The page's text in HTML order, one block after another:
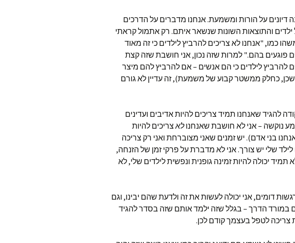
על הורות ומשמעת. אנחנו מדברים על הדרכים
ילדים והתוצאות השונות שנשאר איתם. רק אתמול קראתי
כמו, "אנחנו לא צריכים להרביץ לילדים כי זה מאוד
בהם." למרות שזה נכון, אני חושבת שזה קצת
להרביץ לילדים כי הם אנשים – אם להרביץ להם מיצר
כחלק ממשטר קבוע של משמעת), זה עדיין לא גורם
שאנחנו תמיד צריכים להיות אדיבים ועדינים
נוקשה – אני לא חושבת שאנחנולאצריכים להיות
בני אדם). יש זמנים שאני מצוברחת ואני רק צריכה
שלי יש צורך. אני לא מדברת על פרקי זמן של הזנחה,
יכולה להיות זמינה גופנית ונפשית לילדים שלי, לא
דומים, אני יכולה לעשות את זה ולדעת שהם יבינו, וגם
במורד הדרך – בגלל שזה ילמד אותם שזה בסדר להגיד
לטפל בעצמך קודם לכן.